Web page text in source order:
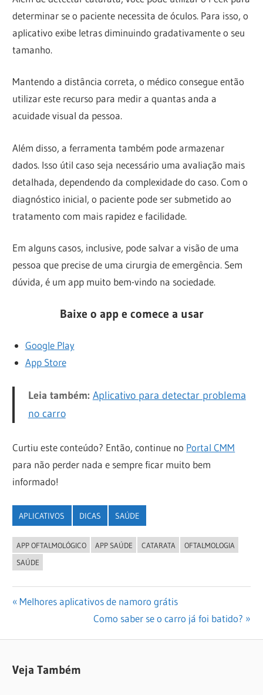
determinar se o paciente necessita de óculos. Para isso, o
aplicativo exibe letras diminuindo gradativamente o seu
tamanho.
Mantendo a distância correta, o médico consegue então
utilizar este recurso para medir a quantas anda a
acuidade visual da pessoa.
Além disso, a ferramenta também pode armazenar
dados. Isso útil caso seja necessário uma avaliação mais
detalhada, dependendo da complexidade do caso. Com o
diagnóstico inicial, o paciente pode ser submetido ao
tratamento com mais rapidez e facilidade.
Em alguns casos, inclusive, pode salvar a visão de uma
pessoa que precise de uma cirurgia de emergência. Sem
dúvida, é um app muito bem-vindo na sociedade.
Baixe o app e comece a usar
Google Play
App Store
Leia também: Aplicativo para detectar problema
no carro
Curtiu este conteúdo? Então, continue no Portal CMM
para não perder nada e sempre ficar muito bem
informado!
APLICATIVOS DICAS SAÚDE
APP OFTALMOLÓGICO APP SAÚDE CATARATA
OFTALMOLOGIA
SAÚDE
Navegação
Previous
Melhores aplicativos de namoro grátis
Next
Como saber se o carro já foi batido?
Veja Também